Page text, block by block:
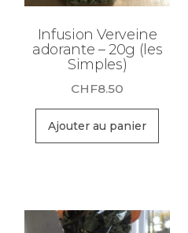
Infusion Verveine
adorante – 20g (les
Simples)
CHF8.50
Ajouter au panier